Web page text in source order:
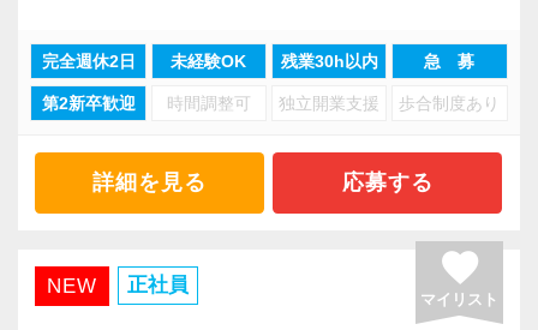
計の業務を一通り覚えられます！
一通りの業務を覚えたら、自分自身で決算を行
って頂きます。決算書が出来ましたら、先輩ス
タッフ・オフィス責任者からのチェックと国税
OBのダブルチェックがあります。
お客様から信頼され、心の通ったサービスを提
供する真の「税務プロフェッショナル」として
の道を私たちと一緒に歩んでみませんか？
【将来オフィスをお任せできる貴方の力を求め
ています】
積み重ねてこられた知識と経験を生かして、さ
らなる活躍の場を求めている貴方の力を発揮で
境に飛び込むわけです。
最初のフォローは大切だと考えています。
当初は代表や職員と一緒にお客様先へ同行し、
現場でどう対応するのか。
どんなご相談が多いのかなど、体験して頂きま
その後は徐々に担当を引き継ぎ。
お客様が全国にいるため、遠方のお客様を担当
する場合には飛行機や新幹線などで訪問して頂
土日祝日などを絡めて観光して頂いても構いま
せん。
フリーアドレスを採用しているため、毎日違う
席で業務を行う形になります。
席にはバランスボールもあるので体幹を鍛えた
完全週休2日 未経験OK 残業30h以内 急 募
第2新卒歓迎 時間調整可 独立開業支援 歩合制度あり
詳細を見る 応募する
NEW 正社員 favorite
マイリスト